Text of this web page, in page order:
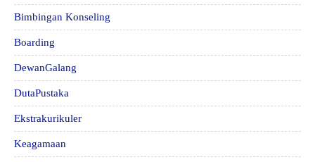
Bimbingan Konseling
Boarding
DewanGalang
DutaPustaka
Ekstrakurikuler
Keagamaan